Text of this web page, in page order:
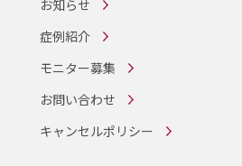
お知らせ
症例紹介
モニター募集
お問い合わせ
キャンセルポリシー